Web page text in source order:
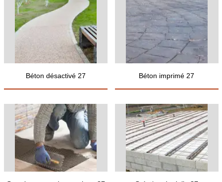
Béton désactivé 27 Béton imprimé 27